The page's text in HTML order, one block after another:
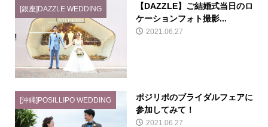
[銀座]DAZZLE WEDDING
【DAZZLE】ご結婚式当日のロ
ケーションフォト撮影...
2021.06.27
[沖縄]POSILLIPO WEDDING
ポジリポのブライダルフェアに
参加してみて！
2021.06.27